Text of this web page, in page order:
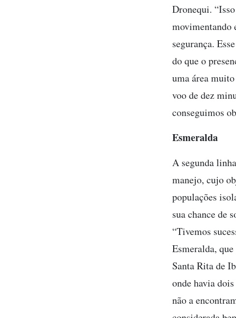
Dronequi.
movimentando
segurança.
do que o
uma área
voo de dez
conseguimos
Esmeralda
A segunda
manejo, cujo
populações
sua chance de
“Tivemos
Esmeralda,
Santa Rita de
onde havia
não a